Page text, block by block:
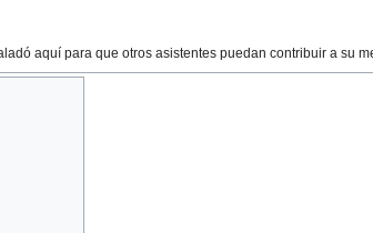
aquí para que otros asistentes puedan contribuir a su